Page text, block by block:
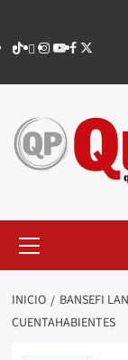
contenido
TikTok
threads
Instagram
Youtube
Facebook
X
principal
INICIO
BANSEFI
CUENTAHABIENTES